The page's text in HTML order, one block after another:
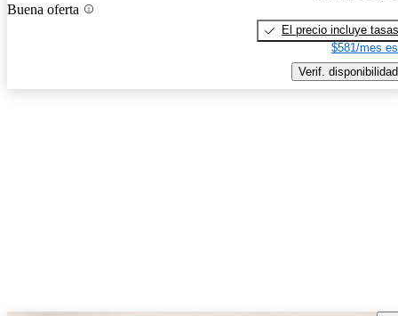
Buena oferta
El precio incluye tasas
$581/mes
Verif. disponibilidad